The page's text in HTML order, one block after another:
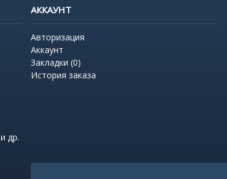
др.
АККАУНТ
Авторизация
Аккаунт
Закладки (0)
История заказа